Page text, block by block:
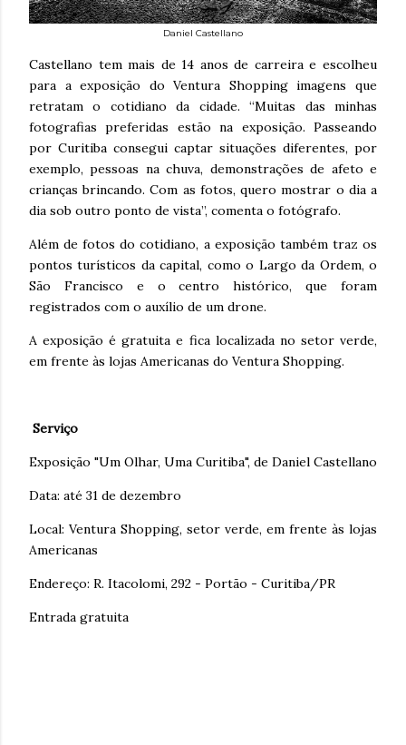
Daniel Castellano
Castellano tem mais de 14 anos de carreira e escolheu
para a exposição do Ventura Shopping imagens que
retratam o cotidiano da cidade. “Muitas das minhas
fotografias preferidas estão na exposição. Passeando
por Curitiba consegui captar situações diferentes, por
exemplo, pessoas na chuva, demonstrações de afeto e
crianças brincando. Com as fotos, quero mostrar o dia a
dia sob outro ponto de vista”, comenta o fotógrafo.
Além de fotos do cotidiano, a exposição também traz os
pontos turísticos da capital, como o Largo da Ordem, o
São Francisco e o centro histórico, que foram
registrados com o auxílio de um drone.
A exposição é gratuita e fica localizada no setor verde,
em frente às lojas Americanas do Ventura Shopping.
Serviço
Exposição "Um Olhar, Uma Curitiba", de Daniel Castellano
Data: até 31 de dezembro
Local: Ventura Shopping, setor verde, em frente às lojas
Americanas
Endereço: R. Itacolomi, 292 - Portão - Curitiba/PR
Entrada gratuita